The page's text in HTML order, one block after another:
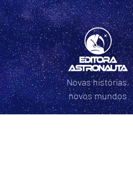
Novas histórias,
novos mundos